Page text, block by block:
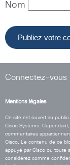
Nom
Connectez-vous
Mentions légales
Ce site est ouvert au
Cisco Systems.
commentaires
Cisco. Le contenu de ce
appuyé par Cisco ou toute
considérez comme